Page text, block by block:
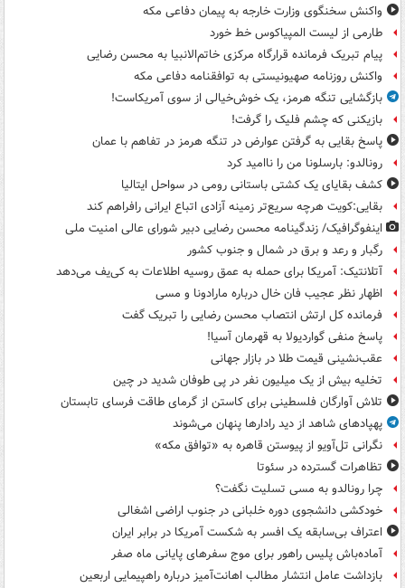
واکنش سخنگوی وزارت خارجه به پیمان دفاعی مکه
طارمی از لیست المپیاکوس خط خورد
پیام تبریک فرمانده قرارگاه مرکزی خاتم‌الانبیا به محسن رضایی
واکنش روزنامه صهیونیستی به توافقنامه دفاعی مکه
بازگشایی تنگه هرمز، یک خوش‌خیالی از سوی آمریکاست!
بازیکنی که چشم فلیک را گرفت!
پاسخ بقایی به گرفتن عوارض در تنگه هرمز در تفاهم با عمان
رونالدو: بارسلونا من را ناامید کرد
کشف بقایای یک کشتی باستانی رومی در سواحل ایتالیا
بقایی:کویت هرچه سریع‌تر زمینه آزادی اتباع ایرانی رافراهم کند
اینفوگرافیک/ زندگینامه محسن رضایی دبیر شورای عالی امنیت‌ ملی
رگبار و رعد و برق در شمال و جنوب کشور
آتلانتیک: آمریکا برای حمله به عمق روسیه اطلاعات به کی‌یف می‌دهد
اظهار نظر عجیب فان خال درباره مارادونا و مسی
فرمانده کل ارتش انتصاب محسن رضایی را تبریک گفت
پاسخ منفی گواردیولا به قهرمان آسیا!
عقب‌نشینی قیمت طلا در بازار جهانی
تخلیه بیش از یک میلیون نفر در پی طوفان شدید در چین
تلاش آوارگان فلسطینی برای کاستن از گرمای طاقت فرسای تابستان
پهپادهای شاهد از دید رادارها پنهان می‌شوند
نگرانی تل‌آویو از پیوستن قاهره به «توافق مکه»
تظاهرات گسترده در سئوتا
چرا رونالدو به مسی تسلیت نگفت؟
خودکشی دانشجوی دوره خلبانی در جنوب اراضی اشغالی
اعتراف بی‌سابقه یک افسر به شکست آمریکا در برابر ایران
آماده‌باش پلیس راهور برای موج سفرهای پایانی ماه صفر
بازداشت عامل انتشار مطالب اهانت‌آمیز درباره راهپیمایی اربعین